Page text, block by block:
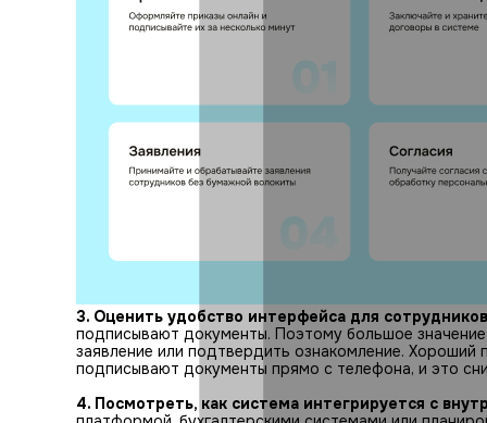
3. Оценить удобство интерфейса для
подписывают документы. Поэтому большое
заявление или подтвердить ознакомление.
подписывают документы прямо с телефона, и это
4. Посмотреть, как система интегрируется с